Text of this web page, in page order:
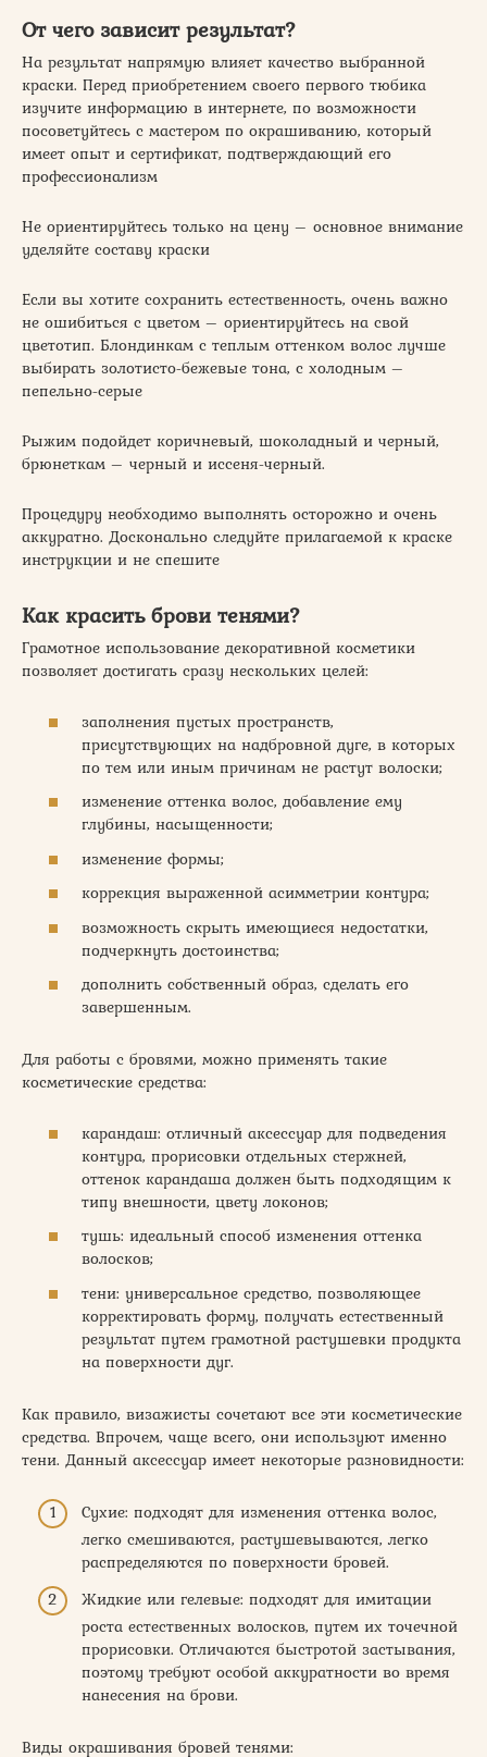
От чего зависит результат?
На результат напрямую влияет качество выбранной
краски. Перед приобретением своего первого тюбика
изучите информацию в интернете, по возможности
посоветуйтесь с мастером по окрашиванию, который
имеет опыт и сертификат, подтверждающий его
профессионализм
Не ориентируйтесь только на цену – основное внимание
уделяйте составу краски
Если вы хотите сохранить естественность, очень важно
не ошибиться с цветом – ориентируйтесь на свой
цветотип. Блондинкам с теплым оттенком волос лучше
выбирать золотисто-бежевые тона, с холодным –
пепельно-серые
Рыжим подойдет коричневый, шоколадный и черный,
брюнеткам – черный и иссеня-черный.
Процедуру необходимо выполнять осторожно и очень
аккуратно. Досконально следуйте прилагаемой к краске
инструкции и не спешите
Как красить брови тенями?
Грамотное использование декоративной косметики
позволяет достигать сразу нескольких целей:
заполнения пустых пространств,
присутствующих на надбровной дуге, в которых
по тем или иным причинам не растут волоски;
изменение оттенка волос, добавление ему
глубины, насыщенности;
изменение формы;
коррекция выраженной асимметрии контура;
возможность скрыть имеющиеся недостатки,
подчеркнуть достоинства;
дополнить собственный образ, сделать его
завершенным.
Для работы с бровями, можно применять такие
косметические средства:
карандаш: отличный аксессуар для подведения
контура, прорисовки отдельных стержней,
оттенок карандаша должен быть подходящим к
типу внешности, цвету локонов;
тушь: идеальный способ изменения оттенка
волосков;
тени: универсальное средство, позволяющее
корректировать форму, получать естественный
результат путем грамотной растушевки продукта
на поверхности дуг.
Как правило, визажисты сочетают все эти косметические
средства. Впрочем, чаще всего, они используют именно
тени. Данный аксессуар имеет некоторые разновидности:
Сухие: подходят для изменения оттенка волос,
легко смешиваются, растушевываются, легко
распределяются по поверхности бровей.
Жидкие или гелевые: подходят для имитации
роста естественных волосков, путем их точечной
прорисовки. Отличаются быстротой застывания,
поэтому требуют особой аккуратности во время
нанесения на брови.
Виды окрашивания бровей тенями: